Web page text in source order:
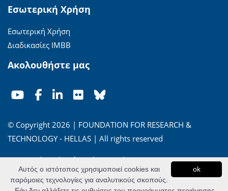
Εσωτερική Χρήση
Εσωτερική Χρήση
Διαδικασίες ΙΜΒΒ
Ακολουθήστε μας
© Copyright 2026 | FOUNDATION FOR RESEARCH &
TECHNOLOGY - HELLAS | All rights reserved
'Οροι Χρήσης|Πολιτική Απορρήτου
Powered byApogee Information Systems
ok
Αυτός ο ιστότοπος χρησιμοποιεί cookies και
παρόμοιες τεχνολογίες για αναλυτικούς σκοπούς.